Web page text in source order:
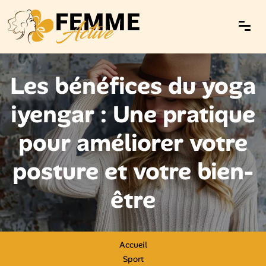
Les bénéfices du yoga
iyengar : Une pratique
pour améliorer votre
posture et votre bien-
être
Accueil
Sport